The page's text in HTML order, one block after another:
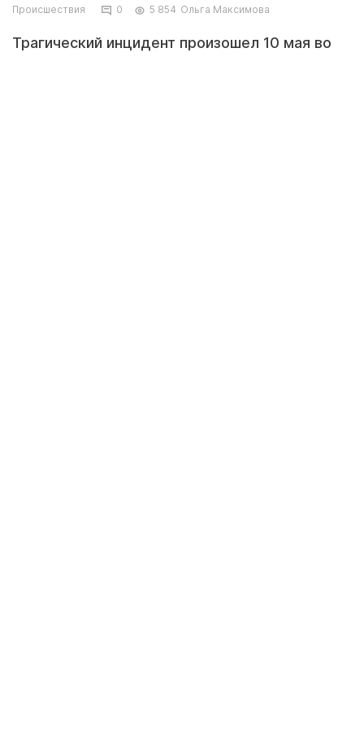
Происшествия 0 5 854 Ольга Максимова
Трагический инцидент произошел 10 мая во